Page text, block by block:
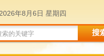
2026年8月6日 星期四